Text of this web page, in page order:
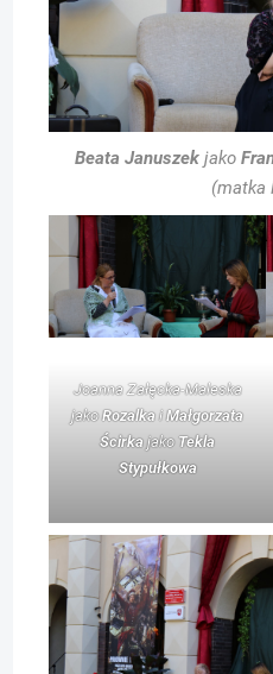
Beata Januszekjako
(matka
Joanna Załęcka-Maleska
jakoRozalkaiMałgorzata
ŚcirkajakoTekla
Stypułkowa